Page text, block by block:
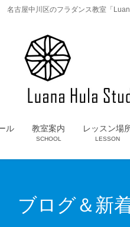
名古屋中川区のフラダンス教室「
ル 教室案内
SCHOOL
レッスン場
LESSON
ブログ＆新